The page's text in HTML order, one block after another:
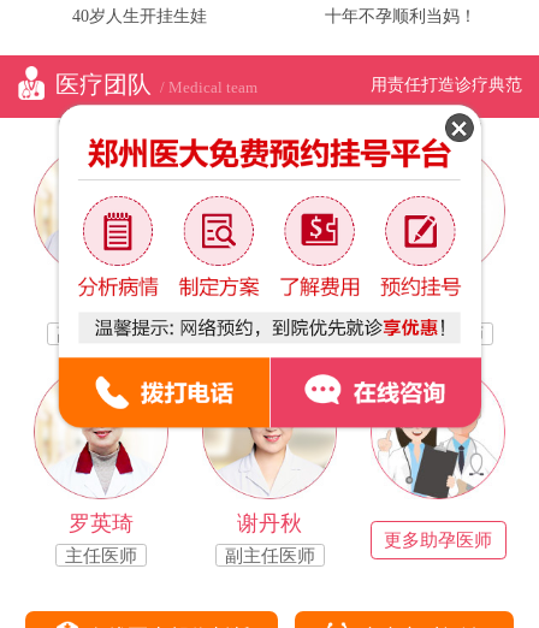
40岁人生开挂生娃 十年不孕顺利当妈！
医疗团队 / Medical team 用责任打造诊疗典范
林银凤
副主任医师
于万茹
副主任医师
路宝霞
副主任医师
罗英琦
主任医师
谢丹秋
副主任医师
更多助孕医师